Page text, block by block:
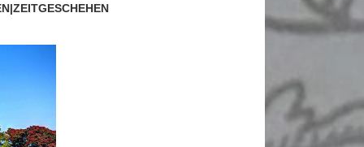
|ZEITGESCHEHEN